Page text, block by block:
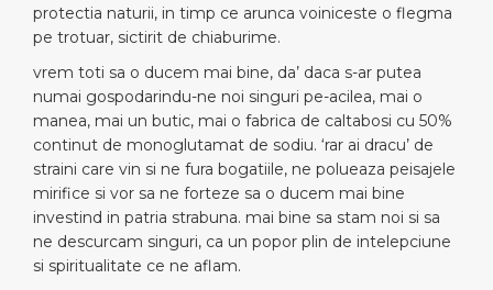
protectia naturii, in timp ce arunca voiniceste o flegma
pe trotuar, sictirit de chiaburime.
vrem toti sa o ducem mai bine, da’ daca s-ar putea
numai gospodarindu-ne noi singuri pe-acilea, mai o
manea, mai un butic, mai o fabrica de caltabosi cu 50%
continut de monoglutamat de sodiu. ‘rar ai dracu’ de
straini care vin si ne fura bogatiile, ne polueaza peisajele
mirifice si vor sa ne forteze sa o ducem mai bine
investind in patria strabuna. mai bine sa stam noi si sa
ne descurcam singuri, ca un popor plin de intelepciune
si spiritualitate ce ne aflam.